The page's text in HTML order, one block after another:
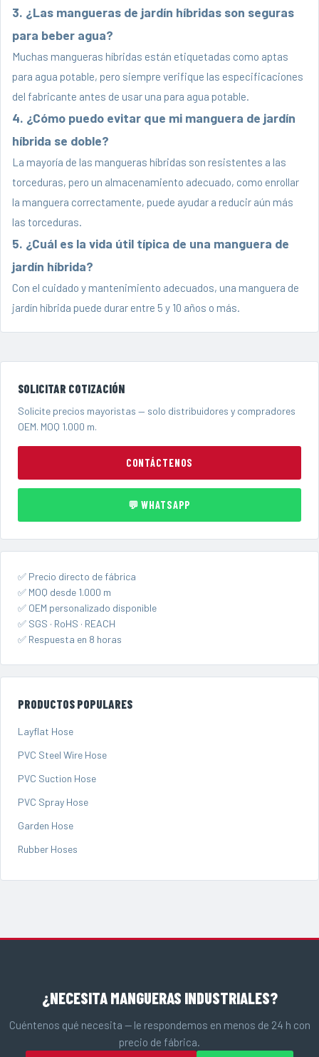
3. ¿Las mangueras de jardín híbridas son seguras
para beber agua?
Muchas mangueras híbridas están etiquetadas como aptas
para agua potable, pero siempre verifique las especificaciones
del fabricante antes de usar una para agua potable.
4. ¿Cómo puedo evitar que mi manguera de jardín
híbrida se doble?
La mayoría de las mangueras híbridas son resistentes a las
torceduras, pero un almacenamiento adecuado, como enrollar
la manguera correctamente, puede ayudar a reducir aún más
las torceduras.
5. ¿Cuál es la vida útil típica de una manguera de
jardín híbrida?
Con el cuidado y mantenimiento adecuados, una manguera de
jardín híbrida puede durar entre 5 y 10 años o más.
SOLICITAR COTIZACIÓN
Solicite precios mayoristas — solo distribuidores y compradores
OEM. MOQ 1.000 m.
CONTÁCTENOS
💬 WHATSAPP
✅ Precio directo de fábrica
✅ MOQ desde 1.000 m
✅ OEM personalizado disponible
✅ SGS · RoHS · REACH
✅ Respuesta en 8 horas
PRODUCTOS POPULARES
Layflat Hose
PVC Steel Wire Hose
PVC Suction Hose
PVC Spray Hose
Garden Hose
Rubber Hoses
¿NECESITA MANGUERAS INDUSTRIALES?
Cuéntenos qué necesita — le respondemos en menos de 24 h con
precio de fábrica.